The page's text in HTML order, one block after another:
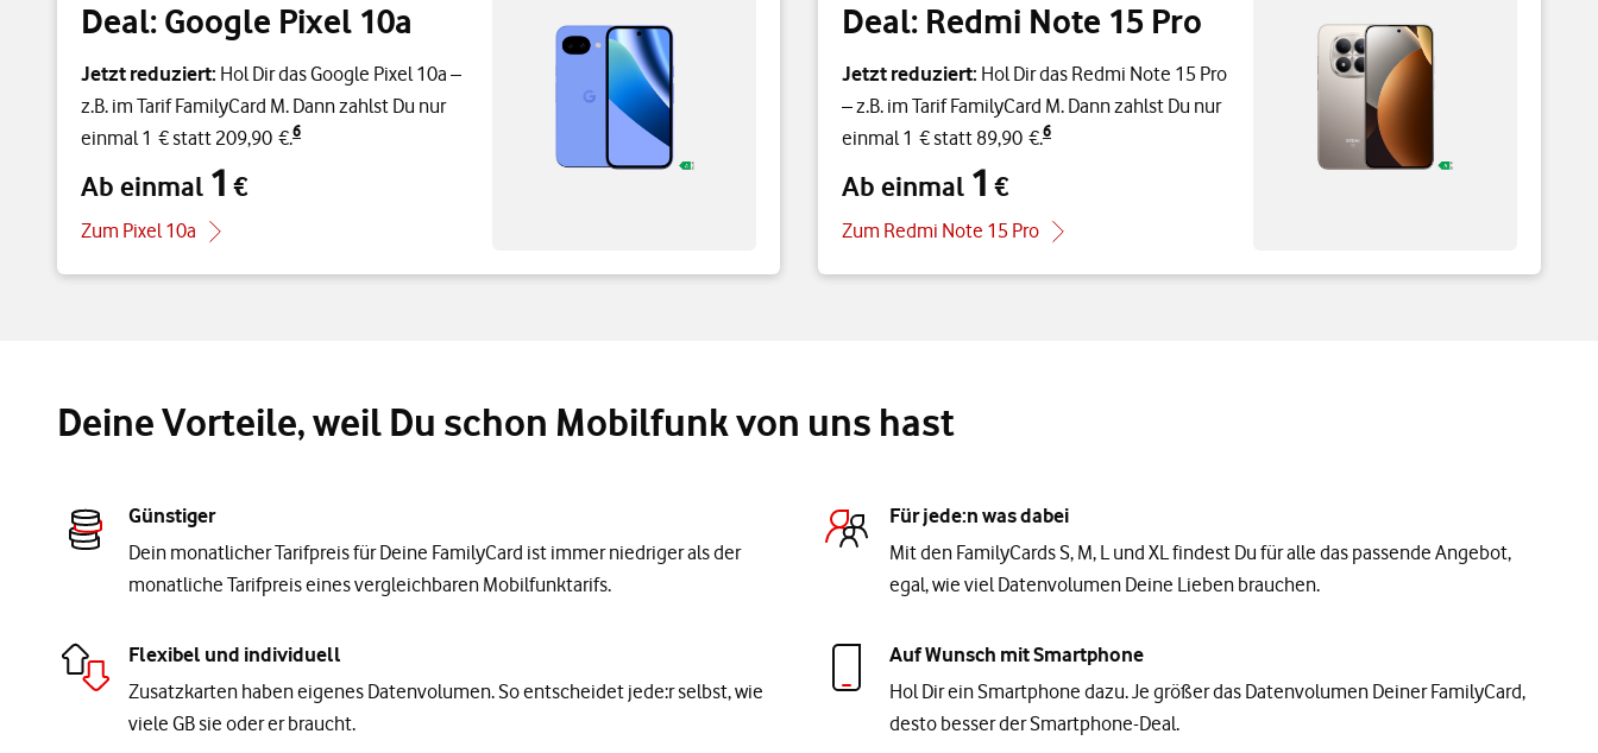
Deal: Google Pixel 10a
Jetzt reduziert: Hol Dir das Google Pixel 10a –
z.B. im Tarif FamilyCard M. Dann zahlst Du nur
einmal 1 € statt 209,90 €.6
Ab einmal 1 €
Ab einmal 1 €
Zum Pixel 10a
Deal: Redmi Note 15 Pro
Jetzt reduziert: Hol Dir das Redmi Note 15 Pro
– z.B. im Tarif FamilyCard M. Dann zahlst Du nur
einmal 1 € statt 89,90 €.6
Ab einmal 1 €
Ab einmal 1 €
Zum Redmi Note 15 Pro
Deine Vorteile, weil Du schon Mobilfunk von uns hast
Günstiger
Dein monatlicher Tarifpreis für Deine FamilyCard ist immer niedriger als der
monatliche Tarifpreis eines vergleichbaren Mobilfunktarifs.
Für jede:n was dabei
Mit den FamilyCards S, M, L und XL findest Du für alle das passende Angebot,
egal, wie viel Datenvolumen Deine Lieben brauchen.
Flexibel und individuell
Zusatzkarten haben eigenes Datenvolumen. So entscheidet jede:r selbst, wie
viele GB sie oder er braucht.
Auf Wunsch mit Smartphone
Hol Dir ein Smartphone dazu. Je größer das Datenvolumen Deiner FamilyCard,
desto besser der Smartphone-Deal.